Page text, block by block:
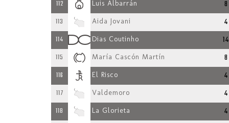
112 Luis Albarrán 8
113 Aida Jovani 4
114 Dias Coutinho 14
115 María Cascón Martín 8
116 El Risco 4
117 Valdemoro 4
118 La Glorieta 4